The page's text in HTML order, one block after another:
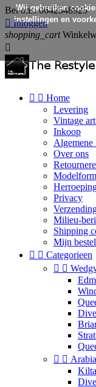
Bel ons:0642548925
 Inloggen
shopping_cart

  Home
Levering
Vintage
Inkoop
Algemene
Over ons
Privacy
Milieu-
Shipping
Mijn
  Categorieen
 
  Arabia
Kilta
Wij gebruiken
instellingen en